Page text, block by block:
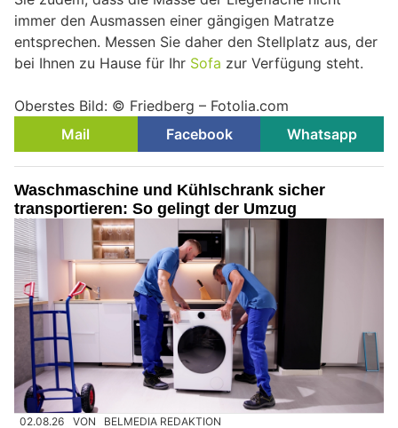
immer den Ausmassen einer gängigen Matratze
entsprechen. Messen Sie daher den Stellplatz aus, der
bei Ihnen zu Hause für Ihr Sofa zur Verfügung steht.
Oberstes Bild: © Friedberg – Fotolia.com
Mail
Facebook Whatsapp
Waschmaschine und Kühlschrank sicher
transportieren: So gelingt der Umzug
02.08.26 VON BELMEDIA REDAKTION